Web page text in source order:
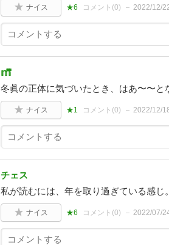
ナイス ★6 コメント(0) 2022/12/
𝕞̿̈
冬眞の正体に気づいたとき、はあ〜〜
ナイス ★1 コメント(0) 2022/12/
チェス
私が読むには、年を取り過ぎている感じ
ナイス ★6 コメント(0) 2022/07/